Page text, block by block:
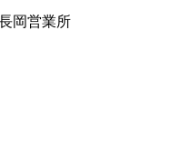
岡営業所